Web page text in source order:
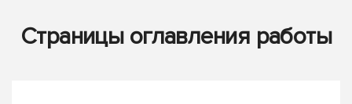
Страницы оглавления работы